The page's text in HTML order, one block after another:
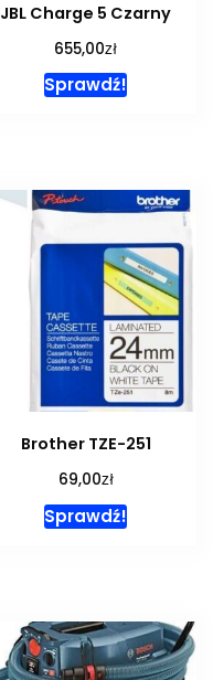
JBL Charge 5 Czarny
655,00zł
Sprawdź!
Brother TZE-251
69,00zł
Sprawdź!